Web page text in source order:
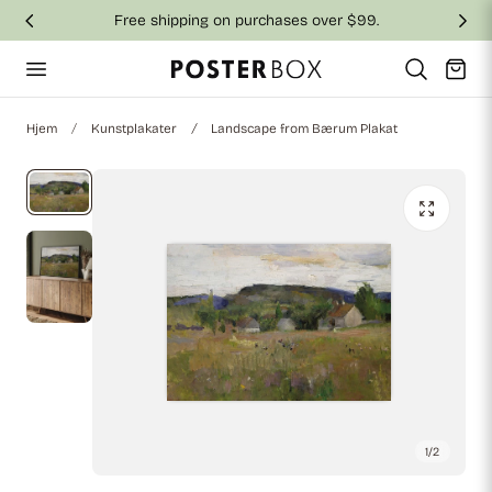
til indhold Free shipping on purchases over $99.
Vogn
Hjem Kunstplakater Landscape from Bærum Plakat
1/2